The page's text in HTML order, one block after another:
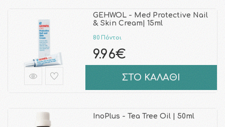
GEHWOL - Med Protective Nail
& Skin Cream| 15ml
80 Πόντοι
9.96€
ΣΤΟ ΚΑΛΑΘΙ
InoPlus - Tea Tree Oil | 50ml